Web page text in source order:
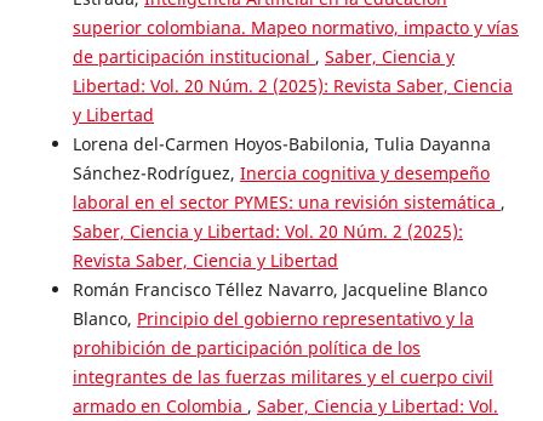
superior colombiana. Mapeo normativo, impacto y vías
de participación institucional , Saber, Ciencia y
Libertad: Vol. 20 Núm. 2 (2025): Revista Saber, Ciencia
y Libertad
Lorena del-Carmen Hoyos-Babilonia, Tulia Dayanna
Sánchez-Rodríguez, Inercia cognitiva y desempeño
laboral en el sector PYMES: una revisión sistemática ,
Saber, Ciencia y Libertad: Vol. 20 Núm. 2 (2025):
Revista Saber, Ciencia y Libertad
Román Francisco Téllez Navarro, Jacqueline Blanco
Blanco, Principio del gobierno representativo y la
prohibición de participación política de los
integrantes de las fuerzas militares y el cuerpo civil
armado en Colombia , Saber, Ciencia y Libertad: Vol.